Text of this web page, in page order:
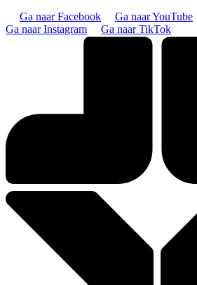
Ga naar Facebook Ga naar YouTube
Ga naar Instagram
Ga naar TikTok